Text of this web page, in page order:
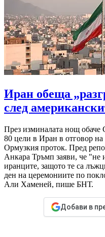
Иран обеща
след
През изминалата нощ обаче
80 цели в Иран в отговор
Ормузкия проток. Пред
Анкара Тръмп заяви, че "не
иранците, защото те са
ден на церемониите по
Али Хаменей, пише БНТ.
Добави в